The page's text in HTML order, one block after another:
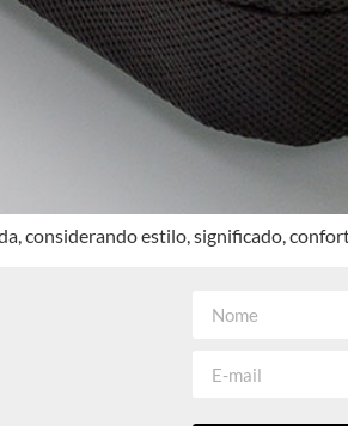
considerando estilo, significado,